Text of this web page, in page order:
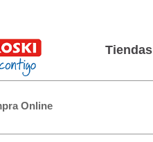
Tiendas
Online